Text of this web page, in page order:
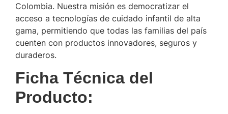
Colombia. Nuestra misión es democratizar el
acceso a tecnologías de cuidado infantil de alta
gama, permitiendo que todas las familias del país
cuenten con productos innovadores, seguros y
duraderos.
Ficha Técnica del
Producto: